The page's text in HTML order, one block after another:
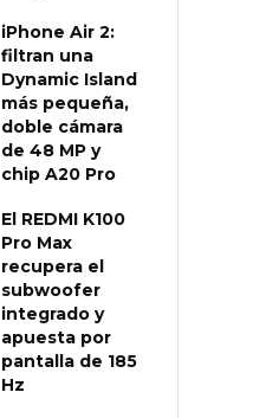
iPhone Air 2:
filtran una
Dynamic Island
más pequeña,
doble cámara
de 48 MP y
chip A20 Pro
El REDMI K100
Pro Max
recupera el
subwoofer
integrado y
apuesta por
pantalla de 185
Hz